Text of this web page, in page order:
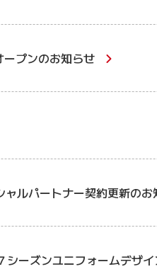
プンのお知らせ
ルパートナー契約更新のお
シーズンユニフォームデザ